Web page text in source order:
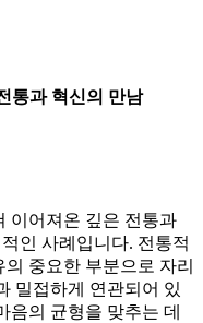
통과 혁신의 만남
이어져온 깊은 전통과
인 사례입니다. 전통적
중요한 부분으로 자리
밀접하게 연관되어 있
음의 균형을 맞추는 데